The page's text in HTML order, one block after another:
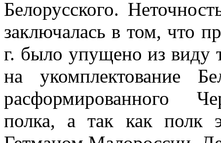
Белорусского.
заклю­чалась в том, что
г. было упущено из виду
на укомплектование
расформированного
полка, а так как полк